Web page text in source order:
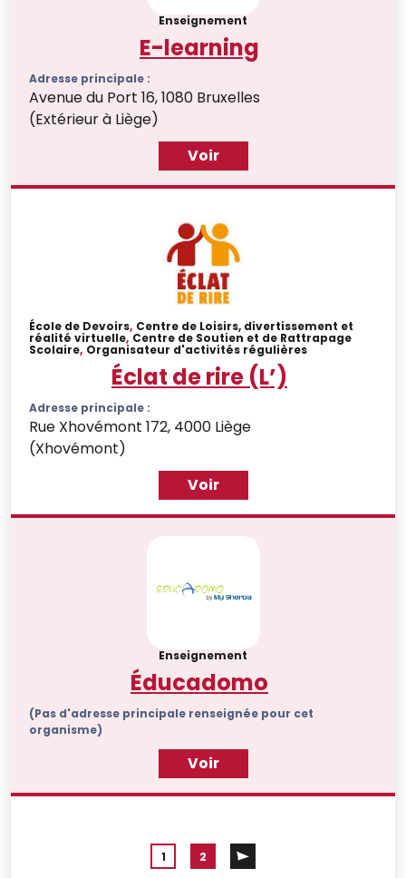
Enseignement
E-learning
Adresse principale :
Avenue du Port 16, 1080 Bruxelles
(Extérieur à Liège)
Voir
École de Devoirs, Centre de Loisirs, divertissement et
réalité virtuelle, Centre de Soutien et de Rattrapage
Scolaire, Organisateur d'activités régulières
Éclat de rire (L’)
Adresse principale :
Rue Xhovémont 172, 4000 Liège
(Xhovémont)
Voir
Enseignement
Éducadomo
(Pas d'adresse principale renseignée pour cet
organisme)
Voir
1 2